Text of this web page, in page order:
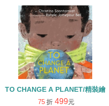
TO CHANGE A PLANET/精裝繪本
75 折 499元